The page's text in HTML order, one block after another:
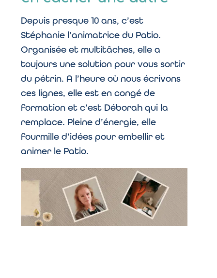
Depuis presque 10 ans, c’est
Stéphanie l’animatrice du Patio.
Organisée et multitâches, elle a
toujours une solution pour vous sortir
du pétrin. A l’heure où nous écrivons
ces lignes, elle est en congé de
formation et c’est Déborah qui la
remplace. Pleine d’énergie, elle
fourmille d’idées pour embellir et
animer le Patio.